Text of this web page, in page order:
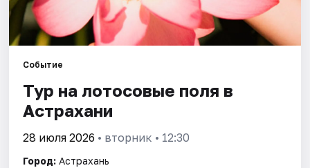
Спорт
События
Города
Площадки
Событие
Тур на лотосовые поля в
Астрахани
28 июля 2026 • вторник • 12:30
Город: Астрахань